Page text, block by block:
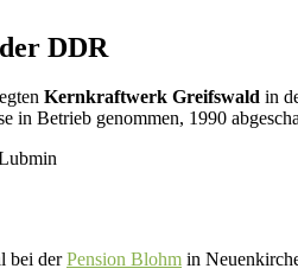
DDR
Kernkraftwerk Greifswald in
in Betrieb genommen, 1990
bei derPension Blohm in